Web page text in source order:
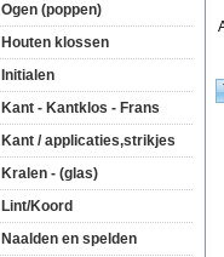
Ogen (poppen)
Houten klossen
Initialen
Kant - Kantklos - Frans
Kant / applicaties,strikjes
Kralen - (glas)
Lint/Koord
Naalden en spelden